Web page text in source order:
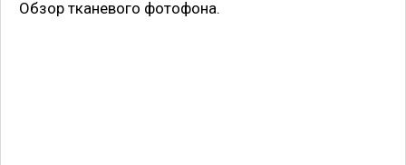
Обзор тканевого фотофона.